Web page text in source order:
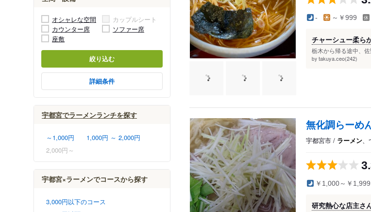
オシャレな空間
カップルシート
カウンター席
ソファー席
座敷
絞り込む
詳細条件
宇都宮でラーメンランチを探す
～1,000円
1,000円 ～ 2,000円
2,000円～
宇都宮×ラーメンでコースから探す
3,000円以下のコース
- ～￥999
チャーシュー柔ら
栃木から帰る途中、
by takuya.ceo(242)
無化調らーめ
宇都宮市 / ラーメン、
￥1,000～￥1,999
研究熱心な店主さ